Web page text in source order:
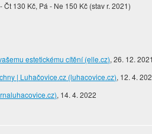
Čt 130 Kč, Pá - Ne 150 Kč (stav r. 2021)
estetickému cítění (elle.cz), 26. 12. 2021
| Luhačovice.cz (luhacovice.cz), 12. 4.
, 14. 4. 2022